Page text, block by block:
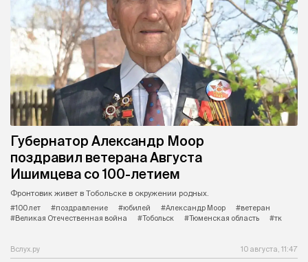
Губернатор Александр Моор
поздравил ветерана Августа
Ишимцева со 100-летием
Фронтовик живет в Тобольске в окружении родных.
#100 лет
#поздравление #юбилей #Александр Моор
#ветеран
#Великая Отечественная война
#Тобольск #Тюменская область #тк
Вслух.ру 10 августа, 11:47